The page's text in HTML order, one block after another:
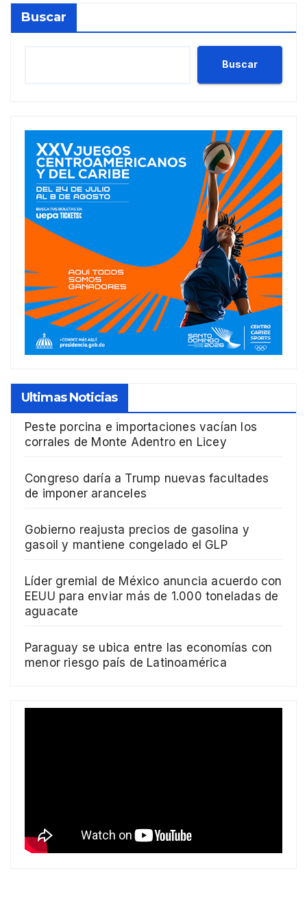
Buscar
Buscar
Ultimas Noticias
Peste porcina e importaciones vacían los
corrales de Monte Adentro en Licey
Congreso daría a Trump nuevas facultades
de imponer aranceles
Gobierno reajusta precios de gasolina y
gasoil y mantiene congelado el GLP
Líder gremial de México anuncia acuerdo con
EEUU para enviar más de 1.000 toneladas de
aguacate
Paraguay se ubica entre las economías con
menor riesgo país de Latinoamérica